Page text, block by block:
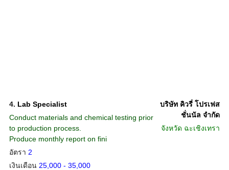
4. Lab Specialist
Conduct materials and chemical testing prior
to production process.
Produce monthly report on fini
อัตรา 2
เงินเดือน 25,000 - 35,000
บริษัท คิวรี่ โปรเฟส
ชั่นนัล จำกัด
จังหวัด ฉะเชิงเทรา